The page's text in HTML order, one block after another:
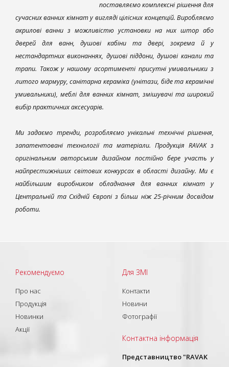
поставляємо комплексні рішення для
сучасних ванних кімнат у вигляді цілісних концепцій. Виробляємо
акрилові ванни з можливістю установки на них штор або
дверей для ванн, душові кабіни та двері, зокрема й у
нестандартних виконаннях, душові піддони, душові канали та
трапи. Також у нашому асортименті присутні умивальники з
литого мармуру, санітарна кераміка (унітази, біде та керамічні
умивальники), меблі для ванних кімнат, змішувачі та широкий
вибір практичних аксесуарів.
Ми задаємо тренди, розробляємо унікальні технічні рішення,
запатентовані технології та матеріали. Продукція RAVAK з
оригінальним авторським дизайном постійно бере участь у
найпрестижніших світових конкурсах в області дизайну. Ми є
найбільшим виробником обладнання для ванних кімнат у
Центральній та Східній Європі з більш ніж 25-річним досвідом
роботи.
Рекомендуємо
Про нас
Продукція
Новинки
Акції
Для ЗМІ
Контакти
Новини
Фотографії
Контактна інформація
Представництво "RAVAK